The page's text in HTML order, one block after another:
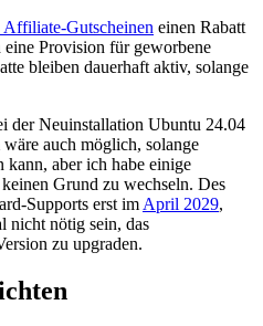
Affiliate-Gutscheinen einen Rabatt
Provision für geworbene
bleiben dauerhaft aktiv, solange
der Neuinstallation Ubuntu 24.04
auch möglich, solange
kann, aber ich habe einige
Grund zu wechseln. Des
Supports erst im April 2029,
nicht nötig sein, das
zu upgraden.